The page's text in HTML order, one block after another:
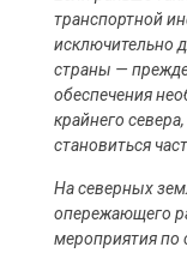
транспортной
исключительно
страны — прежде
обеспечения
крайнего
становиться
На северных
опережающего
мероприятия по